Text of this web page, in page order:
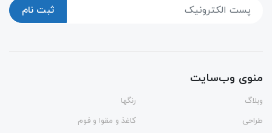
ثبت نام
منوی وب‌سایت
وبلاگ
رنگها
طراحی
کاغذ و مقوا و فوم